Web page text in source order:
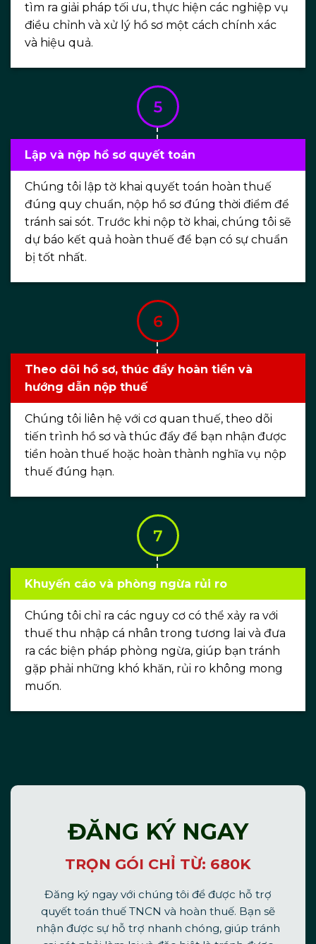
tìm ra giải pháp tối ưu, thực hiện các nghiệp vụ
điều chỉnh và xử lý hồ sơ một cách chính xác
và hiệu quả.
Lập và nộp hồ sơ quyết toán
Chúng tôi lập tờ khai quyết toán hoàn thuế
đúng quy chuẩn, nộp hồ sơ đúng thời điểm để
tránh sai sót. Trước khi nộp tờ khai, chúng tôi sẽ
dự báo kết quả hoàn thuế để bạn có sự chuẩn
bị tốt nhất.
Theo dõi hồ sơ, thúc đẩy hoàn tiền và
hướng dẫn nộp thuế
Chúng tôi liên hệ với cơ quan thuế, theo dõi
tiến trình hồ sơ và thúc đẩy để bạn nhận được
tiền hoàn thuế hoặc hoàn thành nghĩa vụ nộp
thuế đúng hạn.
Khuyến cáo và phòng ngừa rủi ro
Chúng tôi chỉ ra các nguy cơ có thể xảy ra với
thuế thu nhập cá nhân trong tương lai và đưa
ra các biện pháp phòng ngừa, giúp bạn tránh
gặp phải những khó khăn, rủi ro không mong
muốn.
ĐĂNG KÝ NGAY
TRỌN GÓI CHỈ TỪ: 680K
Đăng ký ngay với chúng tôi để được hỗ trợ
quyết toán thuế TNCN và hoàn thuế. Bạn sẽ
nhận được sự hỗ trợ nhanh chóng, giúp tránh